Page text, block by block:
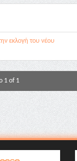
εκλογή του νέου
1 of 1